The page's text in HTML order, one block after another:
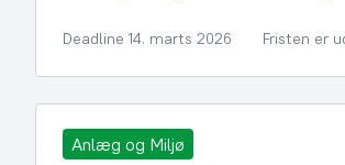
Deadline 14. marts 2026 Fristen er
Anlæg og Miljø